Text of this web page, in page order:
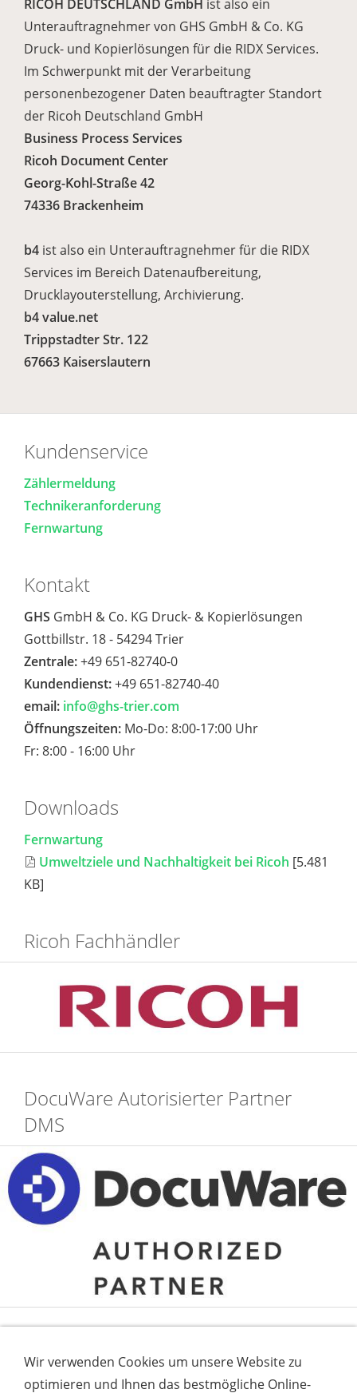
RICOH DEUTSCHLAND GmbH ist also ein
Unterauftragnehmer von GHS GmbH & Co. KG
Druck- und Kopierlösungen für die RIDX Services.
Im Schwerpunkt mit der Verarbeitung
personenbezogener Daten beauftragter Standort
der Ricoh Deutschland GmbH
Business Process Services
Ricoh Document Center
Georg-Kohl-Straße 42
74336 Brackenheim
b4 ist also ein Unterauftragnehmer für die RIDX
Services im Bereich Datenaufbereitung,
Drucklayouterstellung, Archivierung.
b4 value.net
Trippstadter Str. 122
67663 Kaiserslautern
Kundenservice
Zählermeldung
Technikeranforderung
Fernwartung
Kontakt
GHS GmbH & Co. KG Druck- & Kopierlösungen
Gottbillstr. 18 - 54294 Trier
Zentrale:+49 651-82740-0
Kundendienst:+49 651-82740-40
email: info@ghs-trier.com
Öffnungszeiten: Mo-Do: 8:00-17:00 Uhr
Fr: 8:00 - 16:00 Uhr
Downloads
Fernwartung
Umweltziele und Nachhaltigkeit bei Ricoh [5.481
KB]
Ricoh Fachhändler
DocuWare Autorisierter Partner
DMS
Wir verwenden Cookies um unsere Website zu
optimieren und Ihnen das bestmögliche Online-